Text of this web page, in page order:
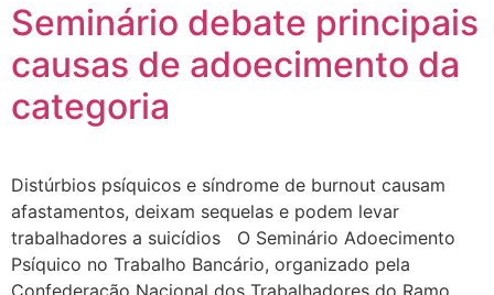
Seminário debate principais
causas de adoecimento da
categoria
Distúrbios psíquicos e síndrome de burnout causam
afastamentos, deixam sequelas e podem levar
trabalhadores a suicídios O Seminário Adoecimento
Psíquico no Trabalho Bancário, organizado pela